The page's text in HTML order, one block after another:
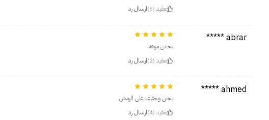
مفيد (6)
ارسال رد
abrar *****
يجننن مرهه
مفيد (2)
ارسال رد
ahmed *****
يجنن وخفيف على الرمش
مفيد (4)
ارسال رد